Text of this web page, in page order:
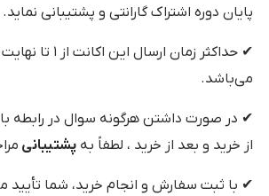
پایان دوره اشتراک گارانتی و پشتیبانی نماید.
می‌باشد.
✔ در صورت داشتن هرگونه سوال در رابطه
از خرید و بعد از خرید ، لطفاً به پشتیبانی
✔ با ثبت سفارش و انجام خرید، شما تأیید